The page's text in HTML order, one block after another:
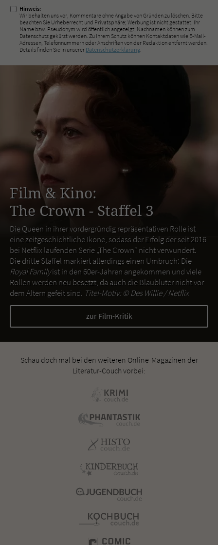
Hinweis:
Wir behalten uns vor, Kommentare ohne Angabe von Gründen zu löschen. Bitte
beachten Sie Urheberrecht und Privatsphäre; Werbung ist nicht gestattet. Ihr
Name bzw. Pseudonym wird öffentlich angezeigt; Nachnamen können zum
Datenschutz gekürzt werden. Zu Ihrem Schutz können Kontaktdaten wie E-Mail-
Adressen, Telefonnummern oder Anschriften von der Redaktion entfernt werden.
Details finden Sie in unserer Datenschutzerklärung
Film & Kino:
The Crown - Staffel 3
Die Queen in ihrer vordergründig repräsentativen Rolle ist
eine zeitgeschichtliche Ikone, sodass der Erfolg der seit 2016
bei Netflix laufenden Serie „The Crown“ nicht verwundert.
Die dritte Staffel markiert allerdings einen Umbruch: Die
Royal Familyist in den 60er-Jahren angekommen und viele
Rollen werden neu besetzt, da auch die Blaublüter nicht vor
dem Altern gefeit sind. Titel-Motiv: ©Des Willie / Netflix
zur Film-Kritik
Schau doch mal bei den weiteren Online-Magazinen der
Literatur-Couch vorbei: